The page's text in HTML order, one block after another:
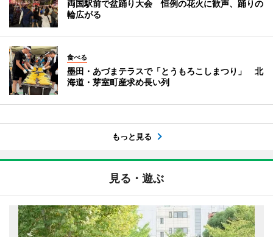
両国駅前で盆踊り大会 恒例の花火に歓声、踊りの
輪広がる
食べる
墨田・あづまテラスで「とうもろこしまつり」 北
海道・芽室町産求め長い列
もっと見る
見る・遊ぶ